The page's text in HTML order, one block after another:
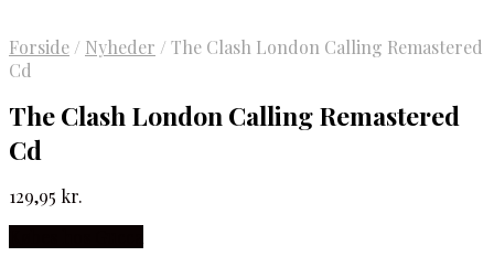
Forside / Nyheder / The Clash London Calling Remastered
Cd
The Clash London Calling Remastered
Cd
129,95 kr.